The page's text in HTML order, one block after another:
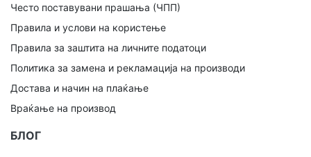
Често поставувани прашања (ЧПП)
Правила и услови на користење
Правила за заштита на личните податоци
Политика за замена и рекламација на производи
Достава и начин на плаќање
Враќање на производ
БЛОГ